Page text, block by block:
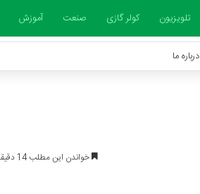
تلویزیون کولر گازی صنعت آموزش
درباره ما
خواندن این مطلب 14 دقیقه زمان میبرد